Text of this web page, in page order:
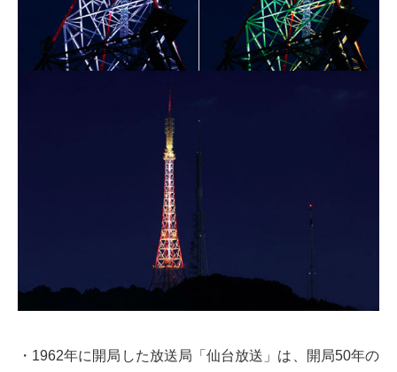
・1962年に開局した放送局「仙台放送」は、開局50年の